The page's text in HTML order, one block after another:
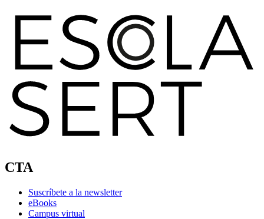
CTA
Suscríbete a la newsletter
eBooks
Campus virtual